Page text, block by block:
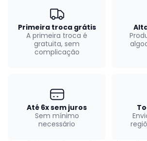
Primeira troca grátis
A primeira troca é
gratuita, sem
complicação
Até 6x sem juros
Sem mínimo
necessário